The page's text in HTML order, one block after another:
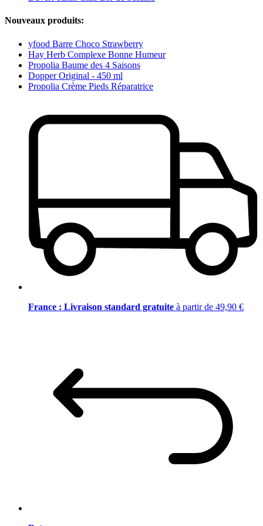
Nouveaux produits:
yfood Barre Choco Strawberry
Hay Herb Complexe Bonne Humeur
Propolia Baume des 4 Saisons
Dopper Original - 450 ml
Propolia Crème Pieds Réparatrice
France : Livraison standard gratuite à partir de 49,90 €